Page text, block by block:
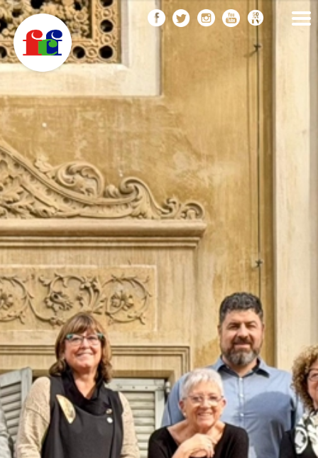
Vés
al
contingut
FEDERACIÓ CATALANA
DE FOTOGRAFIA
F
C
F